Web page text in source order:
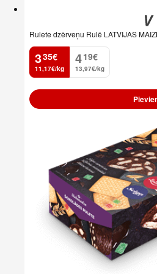
Rulete dzērveņu Rulē LATVIJAS
3
. 35€
11,17€/kg
4
. 19€
13,97€/kg